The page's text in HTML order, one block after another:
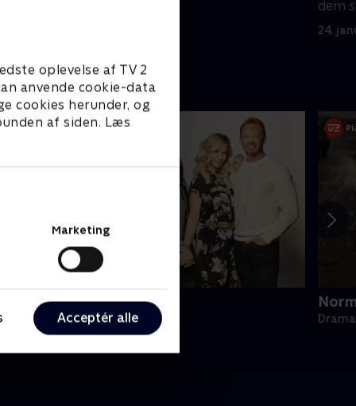
oplevelse af TV 2
anvende cookie-data
cookies herunder, og
af siden. Læs
Marketing
Acceptér alle
dem
24.
BH90210
• 1 sæsoner